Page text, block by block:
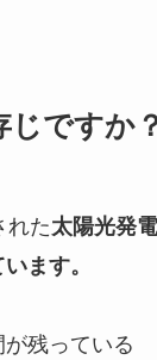
ですか
れた太陽光発
ます。
残っている